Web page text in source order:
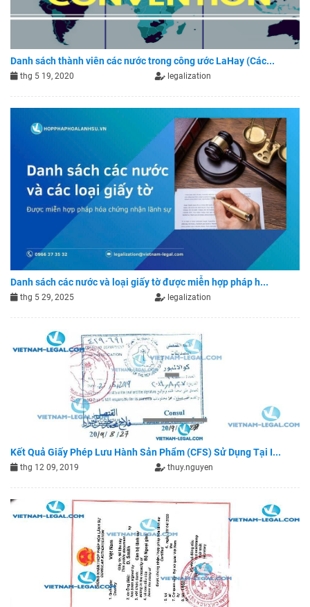
Danh sách thành viên các nước trong công ước LaHay (Các...
thg 5 19, 2020 legalization
Danh sách các nước và loại giấy tờ được miễn hợp pháp h...
thg 5 29, 2025 legalization
Kết Quả Giấy Phép Lưu Hành Sản Phẩm (CFS) Sử Dụng Tại I...
thg 12 09, 2019 thuy.nguyen